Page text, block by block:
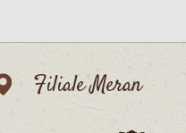
Filiale Meran